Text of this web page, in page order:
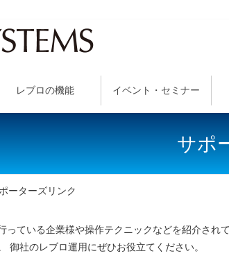
レブロの機能 イベント・セミナー
サポ
ーターズリンク
っている企業様や操作テクニックなどを紹介され
御社のレブロ運用にぜひお役立てください。